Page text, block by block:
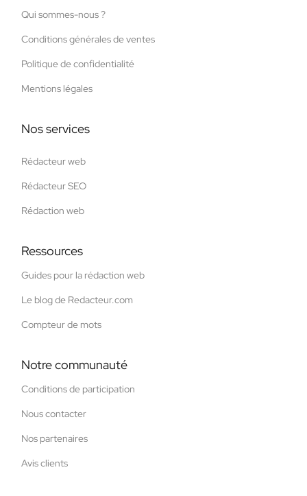
Qui sommes-nous ?
Conditions générales de ventes
Politique de confidentialité
Mentions légales
Nos services
Rédacteur web
Rédacteur SEO
Rédaction web
Ressources
Guides pour la rédaction web
Le blog de Redacteur.com
Compteur de mots
Notre communauté
Conditions de participation
Nous contacter
Nos partenaires
Avis clients